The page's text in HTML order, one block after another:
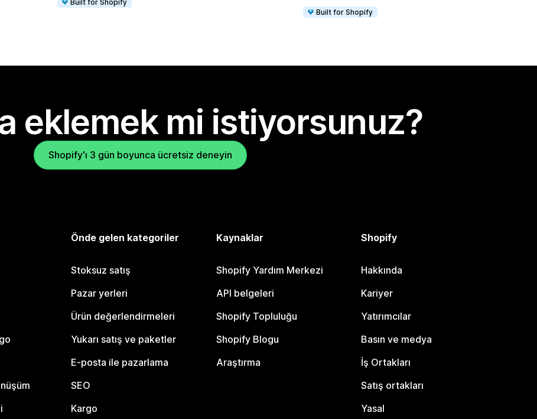
Built for Shopify
Built for Shopify
eklemek mi istiyorsunuz?
Shopify'ı 3 gün boyunca ücretsiz deneyin
Önde gelen kategoriler
Stoksuz satış
Pazar yerleri
Ürün değerlendirmeleri
Yukarı satış ve paketler
E-posta ile pazarlama
SEO
Kargo
Kaynaklar
Shopify Yardım Merkezi
API belgeleri
Shopify Topluluğu
Shopify Blogu
Araştırma
Shopify
Hakkında
Kariyer
Yatırımcılar
Basın ve medya
İş Ortakları
Satış ortakları
Yasal